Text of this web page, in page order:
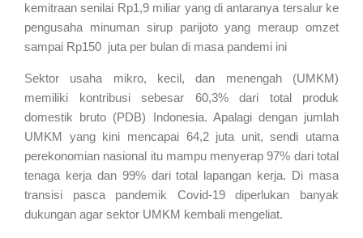
kemitraan senilai Rp1,9 miliar yang di antaranya tersalur ke
pengusaha minuman sirup parijoto yang meraup omzet
sampai Rp150 juta per bulan di masa pandemi ini
Sektor usaha mikro, kecil, dan menengah (UMKM)
memiliki kontribusi sebesar 60,3% dari total produk
domestik bruto (PDB) Indonesia. Apalagi dengan jumlah
UMKM yang kini mencapai 64,2 juta unit, sendi utama
perekonomian nasional itu mampu menyerap 97% dari total
tenaga kerja dan 99% dari total lapangan kerja. Di masa
transisi pasca pandemik Covid-19 diperlukan banyak
dukungan agar sektor UMKM kembali mengeliat.